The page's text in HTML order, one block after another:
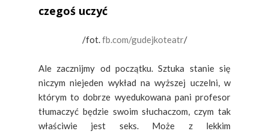
czegoś uczyć
/fot.fb.com/gudejkoteatr/
Ale zacznijmy od początku. Sztuka stanie się
niczym niejeden wykład na wyższej uczelni, w
którym to dobrze wyedukowana pani profesor
tłumaczyć będzie swoim słuchaczom, czym tak
właściwie jest seks. Może z lekkim